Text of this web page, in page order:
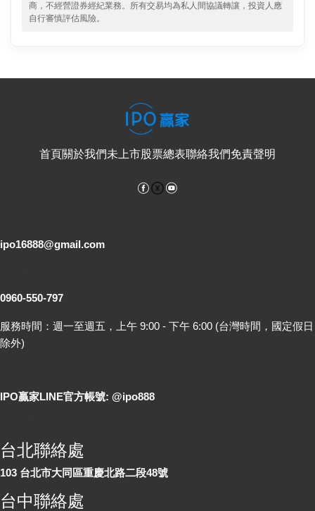
商，不經營證券經紀業務。所有交易均為私人間協議轉讓，投資人應
自行審慎評估風險。
首頁關於我們未上市股票總表聯絡我們免責聲明
Facebook
ipo16888@gmail.com
0960-550-797
服務時間：週一至週五，上午 9:00 - 下午 6:00 (台灣時間，國定假日
除外)
IPO贏家LINE官方帳號: @ipo888
台北聯絡處
103 台北市大同區重慶北路二段48號
台中聯絡處